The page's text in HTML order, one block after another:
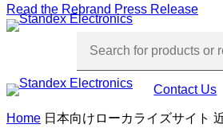
Read the Rebrand Press Release
Contact Us
Home 日本向けローカライズサイト